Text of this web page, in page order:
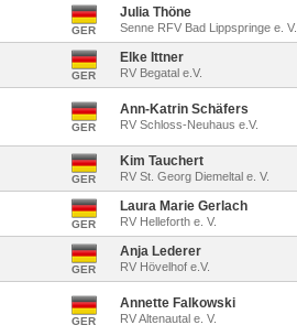
GER
Julia Thöne
Senne RFV Bad Lippspringe e. V.
GER
Elke Ittner
RV Begatal e.V.
GER
Ann-Katrin Schäfers
RV Schloss-Neuhaus e.V.
GER
Kim Tauchert
RV St. Georg Diemeltal e. V.
GER
Laura Marie Gerlach
RV Helleforth e. V.
GER
Anja Lederer
RV Hövelhof e.V.
GER
Annette Falkowski
RV Altenautal e. V.